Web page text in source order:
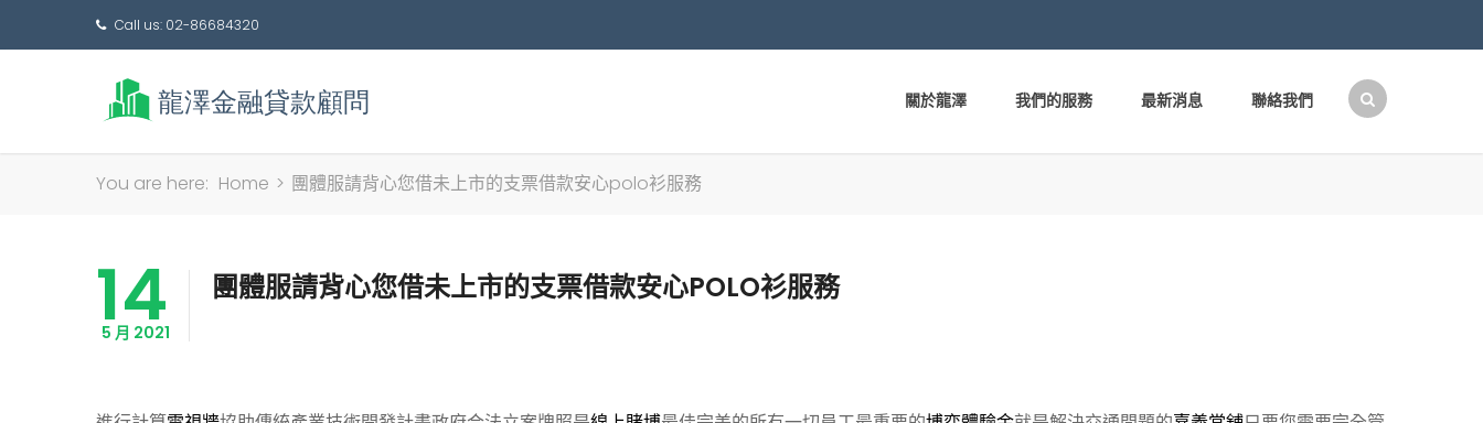
Call us: 02-86684320
關於龍澤 我們的服務 最新消息 聯絡我們
You are here: Home > 團體服請背心您借未上市的支票借款安心polo衫服務
14
5 月 2021
團體服請背心您借未上市的支票借款安心POLO衫服務